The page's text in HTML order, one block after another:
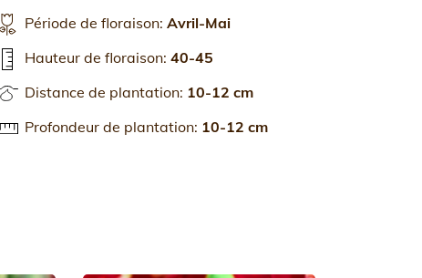
Période de floraison: Avril-Mai
Hauteur de floraison: 40-45
Distance de plantation: 10-12 cm
Profondeur de plantation: 10-12 cm